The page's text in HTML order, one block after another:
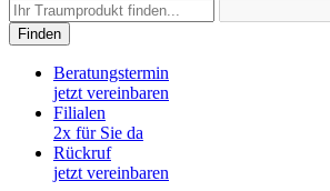
Finden
Beratungstermin
jetzt vereinbaren
Filialen
2x für Sie da
Rückruf
jetzt vereinbaren